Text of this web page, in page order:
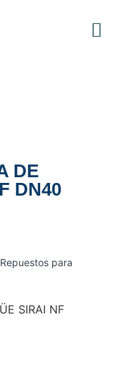
DE
DN40
Repuestos para
SIRAI NF